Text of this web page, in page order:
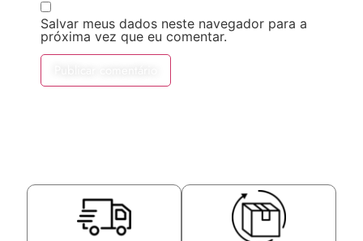
Salvar meus dados neste navegador para a
próxima vez que eu comentar.